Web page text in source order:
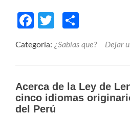
Facebook
Twitter
Categoría: ¿Sabías que? Dejar
Acerca de la Ley de
cinco idiomas
del Perú